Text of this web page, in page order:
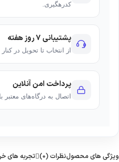
کدرهگیری.
پشتیبانی ۷ روز هفته
از انتخاب تا تحویل در
پرداخت امن آنلاین
اتصال به درگاه‌های معتبر
ویژگی های محصولنظرات (0) تجربه های